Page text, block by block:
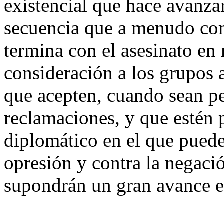
existencial que hace
secuencia que a menudo
termina con el asesinato
consideración a los
que acepten, cuando sean
reclamaciones, y que
diplomático en el que
opresión y contra la
supondrán un gran avance